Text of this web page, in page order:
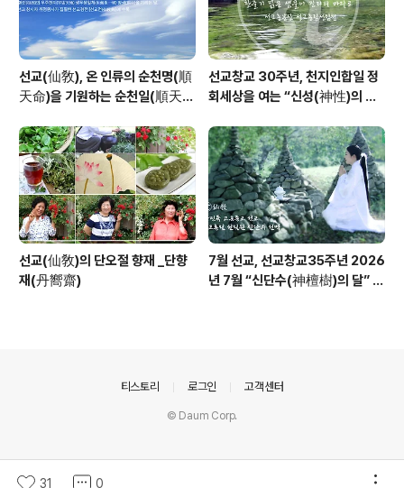
선교(仙敎), 온 인류의 순천명(順
天命)을 기원하는 순천일(順天
정반포
선교창교 30주년, 천지인합일 정
회세상을 여는 “신성(神性)의 물
“신성회복과 청정수행” 교유를 생
각하며
선교(仙敎)의 단오절 향재 _단향
재(丹嚮齋)
7월 선교, 선교창교35주년 2026
년 7월 “신단수(神檀樹)의 달” 선
31 0
티스토리 로그인 고객센터
© Daum Corp.